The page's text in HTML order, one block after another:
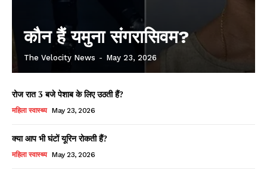
कौन हैं यमुना संगरासिवम?
The Velocity News - May 23, 2026
रोज रात 3 बजे पेशाब के लिए उठती हैं?
महिला स्वास्थ्य May 23, 2026
क्या आप भी घंटों यूरिन रोकती हैं?
महिला स्वास्थ्य May 23, 2026